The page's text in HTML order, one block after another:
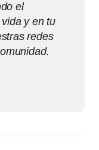
el
y en tu
redes